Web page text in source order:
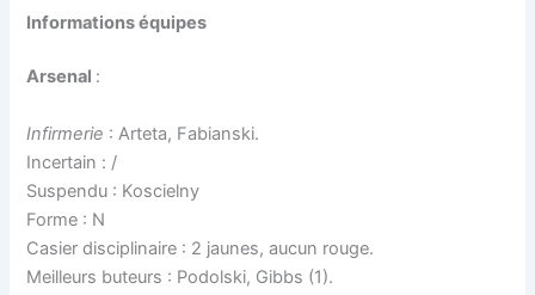
Informations équipes
Arsenal :
Infirmerie : Arteta, Fabianski.
Incertain : /
Suspendu : Koscielny
Forme : N
Casier disciplinaire : 2 jaunes, aucun rouge.
Meilleurs buteurs : Podolski, Gibbs (1).